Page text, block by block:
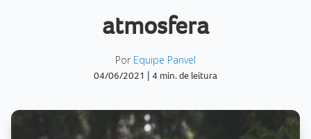
atmosfera
Por Equipe Panvel
04/06/2021 | 4 min. de leitura